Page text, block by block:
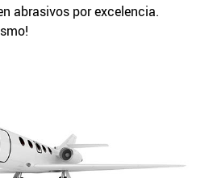
abrasivos por excelencia.